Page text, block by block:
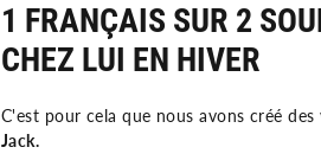
1 FRANÇAIS SUR 2
CHEZ LUI EN HIVER
C'est pour cela que nous avons créé
Jack.